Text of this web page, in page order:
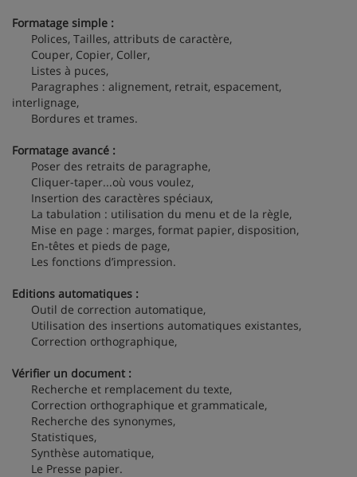
Formatage simple :
Polices, Tailles, attributs de caractère,
Couper, Copier, Coller,
Listes à puces,
Paragraphes : alignement, retrait, espacement,
interlignage,
Bordures et trames.
Formatage avancé :
Poser des retraits de paragraphe,
Cliquer-taper...où vous voulez,
Insertion des caractères spéciaux,
La tabulation : utilisation du menu et de la règle,
Mise en page : marges, format papier, disposition,
En-têtes et pieds de page,
Les fonctions d’impression.
Editions automatiques :
Outil de correction automatique,
Utilisation des insertions automatiques existantes,
Correction orthographique,
Vérifier un document :
Recherche et remplacement du texte,
Correction orthographique et grammaticale,
Recherche des synonymes,
Statistiques,
Synthèse automatique,
Le Presse papier.